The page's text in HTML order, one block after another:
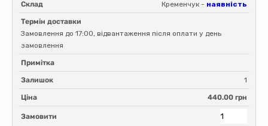
Склад Кременчук - наявність
Термін доставки
Замовлення до 17:00, відвантаження після оплати у день
замовлення
Примітка
Залишок 1
Ціна 440.00 грн
Замовити